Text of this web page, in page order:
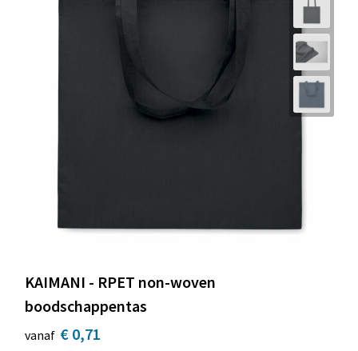
KAIMANI - RPET non-woven
boodschappentas
vanaf € 0,71